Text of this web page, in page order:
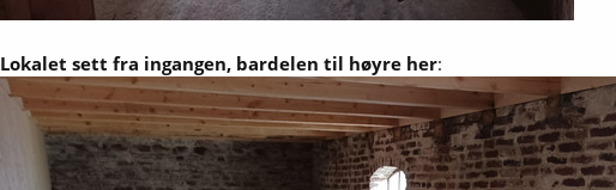
Lokalet sett fra ingangen, bardelen til høyre her: